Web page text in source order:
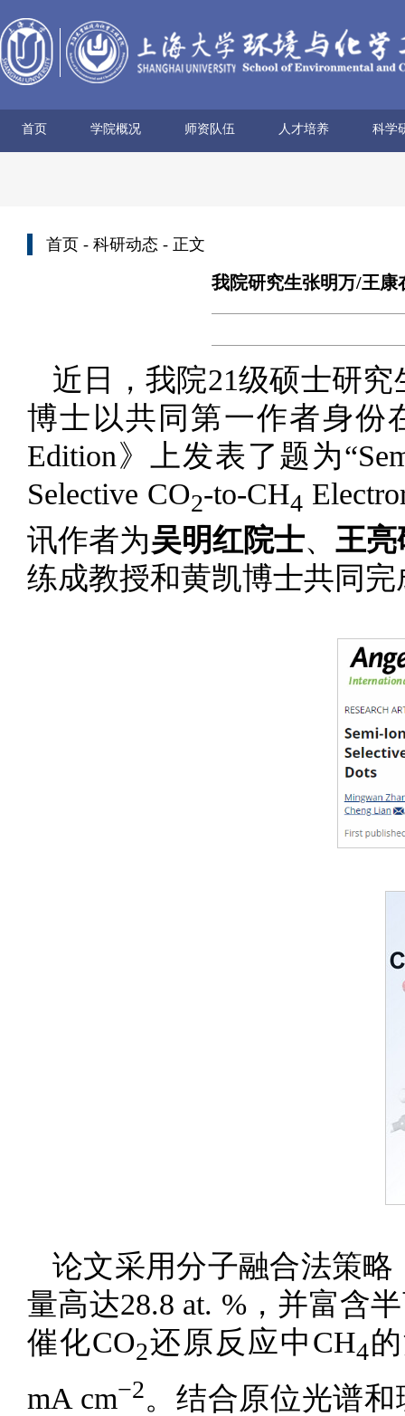
首页 学院概况 师资队伍 人才培养 科学
首页 - 科研动态 - 正文
我院研究生张明万/王康
近日，我院21级硕士研
博士以共同第一作者身份
Edition》上发表了题为
Selective CO2-to-CH4
讯作者为吴明红院士、王亮
练成教授和黄凯博士共同完
论文采用分子融合法策
量高达28.8 at. %，并富含
催化CO2还原反应中CH4
mA cm−2。结合原位光谱